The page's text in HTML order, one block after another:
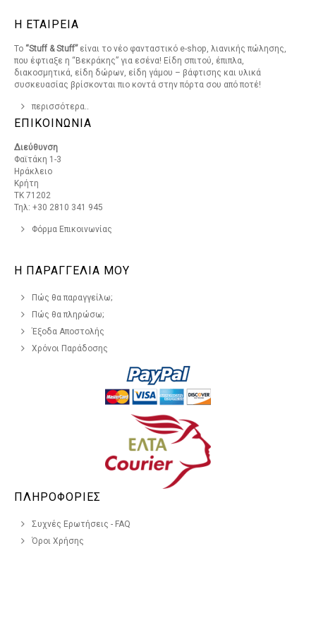
Η ΕΤΑΙΡΕΙΑ
Το “Stuff & Stuff”είναι το νέο φανταστικό e-shop, λιανικής πώλησης,
που έφτιαξε η “Βεκράκης” για εσένα! Είδη σπιτού, έπιπλα,
διακοσμητικά, είδη δώρων, είδη γάμου – βάφτισης και υλικά
συσκευασίας βρίσκονται πιο κοντά στην πόρτα σου από ποτέ!
περισσότερα..
ΕΠΙΚΟΙΝΩΝΙΑ
Διεύθυνση
Φαϊτάκη 1-3
Ηράκλειο
Κρήτη
ΤΚ 71202
Τηλ: +30 2810 341 945
Φόρμα Επικοινωνίας
Η ΠΑΡΑΓΓΕΛΙΑ ΜΟΥ
Πώς θα παραγγείλω;
Πώς θα πληρώσω;
Έξοδα Αποστολής
Χρόνοι Παράδοσης
ΠΛΗΡΟΦΟΡΙΕΣ
Συχνές Ερωτήσεις - FAQ
Όροι Χρήσης